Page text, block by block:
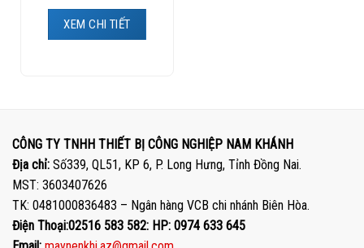
XEM CHI TIẾT
CÔNG TY TNHH THIẾT BỊ CÔNG NGHIỆP NAM KHÁNH
Địa chỉ: Số339, QL51, KP 6, P. Long Hưng, Tỉnh Đồng Nai.
MST: 3603407626
TK: 0481000836483 – Ngân hàng VCB chi nhánh Biên Hòa.
Điện Thoại:02516 583 582: HP: 0974 633 645